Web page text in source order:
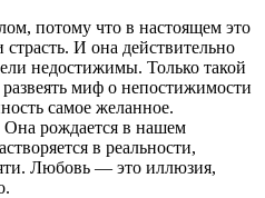
потому что в настоящем это
И она действительно
недостижимы. Только такой
миф о непостижимости
самое желанное.
рождается в нашем
в реальности,
Любовь — это иллюзия,